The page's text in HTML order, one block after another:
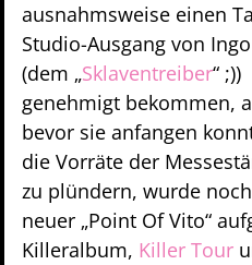
ausnahmsweise einen
Studio-Ausgang von Ingo
(dem „Sklaventreiber“ ;))
genehmigt bekommen,
bevor sie anfangen
die Vorräte der
zu plündern, wurde
neuer „Point Of Vito“
Killeralbum, Killer Tour